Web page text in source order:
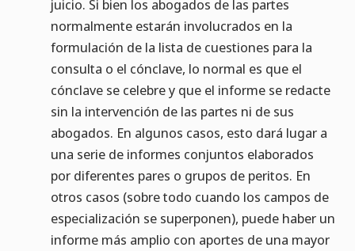
juicio. Si bien los abogados de las partes
normalmente estarán involucrados en la
formulación de la lista de cuestiones para la
consulta o el cónclave, lo normal es que el
cónclave se celebre y que el informe se redacte
sin la intervención de las partes ni de sus
abogados. En algunos casos, esto dará lugar a
una serie de informes conjuntos elaborados
por diferentes pares o grupos de peritos. En
otros casos (sobre todo cuando los campos de
especialización se superponen), puede haber un
informe más amplio con aportes de una mayor